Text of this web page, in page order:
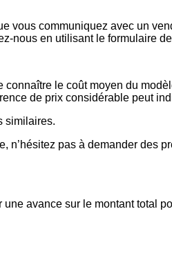
vous communiquez avec un
nous en utilisant le formulaire
le coût moyen du
de prix considérable peut
similaires.
pas à demander des
avance sur le montant total